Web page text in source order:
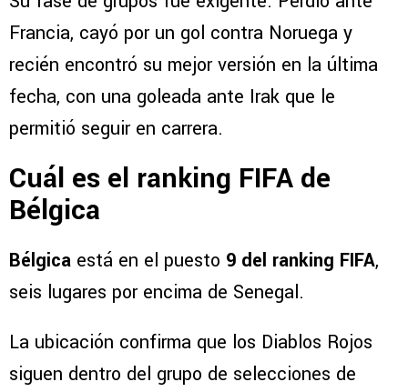
Francia, cayó por un gol contra Noruega y
recién encontró su mejor versión en la última
fecha, con una goleada ante Irak que le
permitió seguir en carrera.
Cuál es el ranking FIFA de
Bélgica
Bélgica está en el puesto 9 del ranking FIFA,
seis lugares por encima de Senegal.
La ubicación confirma que los Diablos Rojos
siguen dentro del grupo de selecciones de